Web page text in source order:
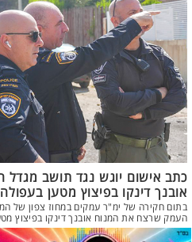
כתב אישום יוגש נגד תושב
אובנך דינקו בפיצוץ מטען בעפולה
בתום חקירה של ימ"ר עמקים במחוז צפון של
העמק שרצח את המנוח אובנך דינקו בפיצוץ